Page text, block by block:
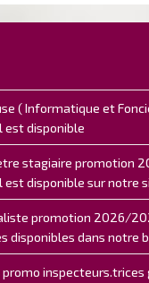
( Informatique et
est disponible
stagiaire promotion
est disponible sur notre
promotion 2026/
disponibles dans notre
promo